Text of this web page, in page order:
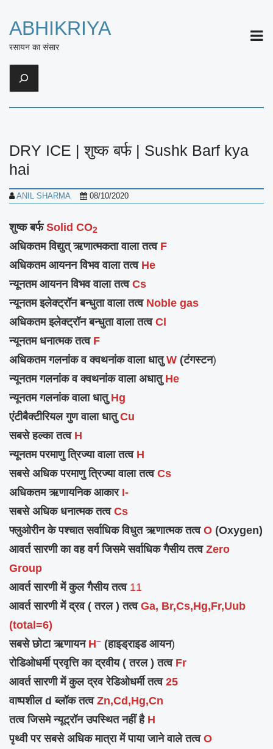
ABHIKRIYA
रसायन का संसार
Search
DRY ICE | शुष्क बर्फ | Sushk Barf kya
hai
ANIL SHARMA 08/10/2020
शुष्क बर्फSolid CO2
अधिकतम विद्युत् ऋणात्मकता वाला तत्व F
अधिकतम आयनन विभव वाला तत्व He
न्यूनतम आयनन विभव वाला तत्व Cs
न्यूनतम इलेक्ट्रॉन बन्धुता वाला तत्व Noble gas
अधिकतम इलेक्ट्रॉन बन्धुता वाला तत्व Cl
न्यूनतम धनात्मक तत्व F
अधिकतम गलनांक व क्वथनांक वाला धातु W (टंगस्टन)
न्यूनतम गलनांक व क्वथनांक वाला अधातु He
न्यूनतम गलनांक वाला धातु Hg
एंटीबैक्टीरियल गुण वाला धातु Cu
सबसे हल्का तत्व H
न्यूनतम परमाणु त्रिज्या वाला तत्व H
सबसे अधिक परमाणु त्रिज्या वाला तत्व Cs
अधिकतम ऋणायनिक आकार I-
सबसे अधिक धनात्मक तत्व Cs
फ्लुओरीन के पश्चात सर्वाधिक विधुत ऋणात्मक तत्व O (Oxygen)
आवर्त सारणी का वह वर्ग जिसमे सर्वाधिक गैसीय तत्व Zero
Group
आवर्त सारणी में कुल गैसीयतत्व 11
आवर्त सारणी में द्रव ( तरल ) तत्व Ga, Br,Cs,Hg,Fr,Uub
(total=6)
सबसे छोटा ऋणायन H– (हाइड्राइड आयन)
रोडिओधर्मी प्रवृत्ति का द्रवीय ( तरल ) तत्व Fr
आवर्त सारणी में कुल द्रव रेडिओधर्मी तत्व 25
वाष्पशील d ब्लॉक तत्व Zn,Cd,Hg,Cn
तत्व जिसमे न्यूट्रॉन उपस्थित नहीं है H
पृथ्वी पर सबसे अधिक मात्रा में पाया जाने वाले तत्व O